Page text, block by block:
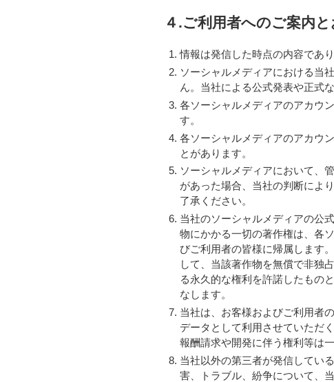
４.ご利用者へのご案内
情報は発信した時点の内容であ
ソーシャルメディアにおける当
ん。当社による公式発表や正式
各ソーシャルメディアのアカウ
す。
各ソーシャルメディアのアカウ
とがあります。
ソーシャルメディアにおいて、
があった場合、当社の判断によ
了承ください。
当社のソーシャルメディアの公
物にかかる一切の著作権は、各
びご利用者の皆様に帰属します
して、当該著作物を無償で非独
る永久的な権利を許諾したもの
なします。
当社は、お客様およびご利用者
データとして利用させていただ
報酬請求や開発に伴う権利等は
当社以外の第三者が発信してい
害、トラブル、紛争について、